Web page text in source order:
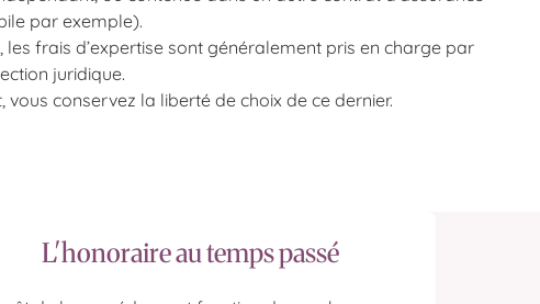
par exemple).
les frais d’expertise sont généralement pris en charge par
juridique.
conservez la liberté de choix de ce dernier.
L'honoraire au temps passé